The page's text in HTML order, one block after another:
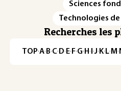
Sciences
Technologies
Recherches les
TOP·A·B·C· D· E· F·G· H · ·J· K· L· M ·